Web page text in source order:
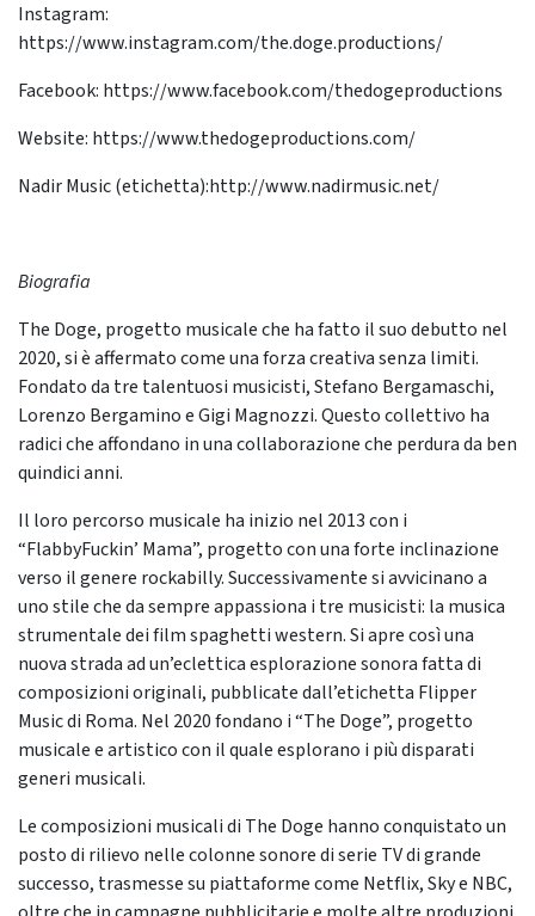
Instagram:
https://www.instagram.com/the.doge.productions/
Facebook: https://www.facebook.com/thedogeproductions
Website: https://www.thedogeproductions.com/
Nadir Music (etichetta):http://www.nadirmusic.net/
Biografia
The Doge, progetto musicale che ha fatto il suo debutto nel
2020, si è affermato come una forza creativa senza limiti.
Fondato da tre talentuosi musicisti, Stefano Bergamaschi,
Lorenzo Bergamino e Gigi Magnozzi. Questo collettivo ha
radici che affondano in una collaborazione che perdura da ben
quindici anni.
Il loro percorso musicale ha inizio nel 2013 con i
“FlabbyFuckin’ Mama”, progetto con una forte inclinazione
verso il genere rockabilly. Successivamente si avvicinano a
uno stile che da sempre appassiona i tre musicisti: la musica
strumentale dei film spaghetti western. Si apre così una
nuova strada ad un’eclettica esplorazione sonora fatta di
composizioni originali, pubblicate dall’etichetta Flipper
Music di Roma. Nel 2020 fondano i “The Doge”, progetto
musicale e artistico con il quale esplorano i più disparati
generi musicali.
Le composizioni musicali di The Doge hanno conquistato un
posto di rilievo nelle colonne sonore di serie TV di grande
successo, trasmesse su piattaforme come Netflix, Sky e NBC,